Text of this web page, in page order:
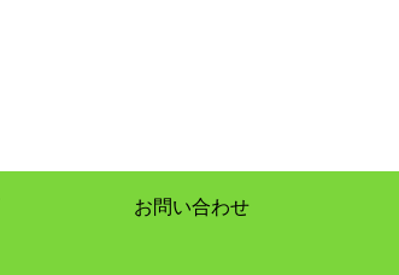
お問い合わせ